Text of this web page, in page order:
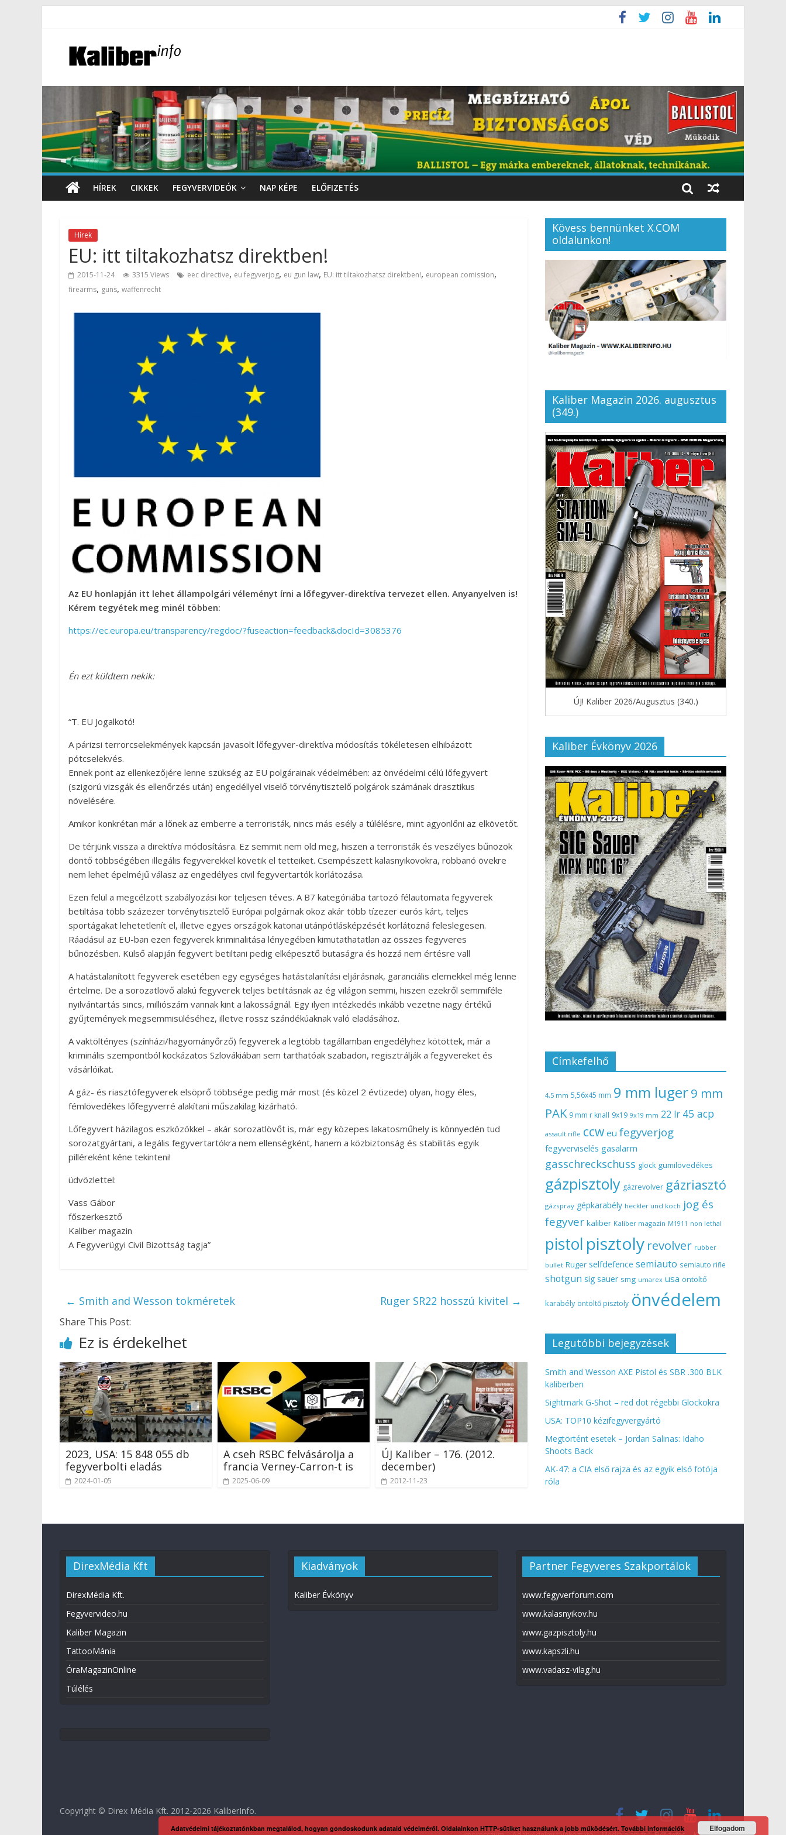
HÍREK CIKKEK FEGYVERVIDEÓK NAP KÉPE ELŐFIZETÉS
Hírek
EU: itt tiltakozhatsz direktben!
2015-11-24 3315 Views eec directive, eu fegyverjog, eu gun law, EU: itt tiltakozhatsz direktben!, european comission,
firearms, guns, waffenrecht
Az EU honlapján itt lehet állampolgári véleményt írni a lőfegyver-direktíva tervezet ellen. Anyanyelven is!
Kérem tegyétek meg minél többen:
https://ec.europa.eu/transparency/regdoc/?fuseaction=feedback&docId=3085376
Én ezt küldtem nekik:
“T. EU Jogalkotó!
A párizsi terrorcselekmények kapcsán javasolt lőfegyver-direktíva módosítás tökéletesen elhibázott
pótcselekvés.
Ennek pont az ellenkezőjére lenne szükség az EU polgárainak védelmében: az önvédelmi célú lőfegyvert
(szigorú vizsgák és ellenőrzés után) engedéllyel viselő törvénytisztelő polgárok számának drasztikus
növelésére.
Amikor konkrétan már a lőnek az emberre a terroristák, nincs más esély a túlélésre, mint agyonlőni az elkövetőt.
De térjünk vissza a direktíva módosításra. Ez semmit nem old meg, hiszen a terroristák és veszélyes bűnözök
döntő többségében illegális fegyverekkel követik el tetteiket. Csempészett kalasnyikovokra, robbanó övekre
nem lehet épelméjű válasz az engedélyes civil fegyvertartók korlátozása.
Ezen felül a megcélzott szabályozási kör teljesen téves. A B7 kategóriába tartozó félautomata fegyverek
betiltása több százezer törvénytisztelő Európai polgárnak okoz akár több tízezer eurós kárt, teljes
sportágakat lehetetlenít el, illetve egyes országok katonai utánpótlásképzését korlátozná feleslegesen.
Ráadásul az EU-ban ezen fegyverek kriminalitása lényegében kimutathatatlan az összes fegyveres
bűnözésben. Külső alapján fegyvert betiltani pedig elképesztő butaságra és hozzá nem értésre vall
A hatástalanított fegyverek esetében egy egységes hatástalanítási eljárásnak, garanciális elemekkel még lenne
értelme. De a sorozatlövő alakú fegyverek teljes betiltásnak az ég világon semmi, hiszen ezekről semmiféle
nyilvántartás sincs, milliószám vannak kint a lakosságnál. Egy ilyen intézkedés inkább vezetne nagy értékű
gyűjtemények megsemmisüléséhez, illetve rossz szándékúaknak való eladásához.
A vaktöltényes (színházi/hagyományőrző) fegyverek a legtöbb tagállamban engedélyhez kötöttek, már a
kriminális szempontból kockázatos Szlovákiában sem tarthatóak szabadon, regisztrálják a fegyvereket és
vásárlóikat.
A gáz- és riasztófegyverek elsöprő többsége pedig már most (és közel 2 évtizede) olyan, hogy éles,
fémlövedékes lőfegyverré alakítani műszakilag kizárható.
Lőfegyvert házilagos eszközökkel – akár sorozatlövőt is, már egy közepes lakatosműhely is könnyedén tud
sorozatgyártani, a legális fegyvertartókra nem ellenségként, hanem a közbiztonság és stabilitás egyik
pilléreként kéne tekinteni!
üdvözlettel:
Vass Gábor
főszerkesztő
Kaliber magazin
A Fegyverügyi Civil Bizottság tagja”
← Smith and Wesson tokméretek Ruger SR22 hosszú kivitel →
Share This Post:
Ez is érdekelhet
2023, USA: 15 848 055 db
fegyverbolti eladás
2024-01-05
A cseh RSBC felvásárolja a
francia Verney-Carron-t is
2025-06-09
ÚJ Kaliber – 176. (2012.
december)
2012-11-23
Kövess bennünket X.COM
oldalunkon!
Kaliber Magazin 2026. augusztus
(349.)
ÚJ! Kaliber 2026/Augusztus (340.)
Kaliber Évkönyv 2026
Címkefelhő
4,5 mm 5,56x45 mm 9 mm luger9 mm
PAK 9 mm r knall 9x19 9x19 mm 22 lr 45 acp
assault rifle ccw eu fegyverjog
fegyverviselés gasalarm
gasschreckschuss glock gumilövedékes
gázpisztoly gázrevolver gázriasztó
gázspray gépkarabély heckler und koch jog és
fegyver kaliber Kaliber magazin M1911 non lethal
pistol pisztoly revolver rubber
bullet Ruger selfdefence semiauto semiauto rifle
shotgun sig sauer smg umarex usa öntöltő
karabély öntöltő pisztoly önvédelem
Legutóbbi bejegyzések
Smith and Wesson AXE Pistol és SBR .300 BLK
kaliberben
Sightmark G-Shot – red dot régebbi Glockokra
USA: TOP10 kézifegyvergyártó
Megtörtént esetek – Jordan Salinas: Idaho
Shoots Back
AK-47: a CIA első rajza és az egyik első fotója
róla
DirexMédia Kft
DirexMédia Kft.
Fegyvervideo.hu
Kaliber Magazin
TattooMánia
ÓraMagazinOnline
Túlélés
Kiadványok
Kaliber Évkönyv
Partner Fegyveres Szakportálok
www.fegyverforum.com
www.kalasnyikov.hu
www.gazpisztoly.hu
www.kapszli.hu
www.vadasz-vilag.hu
Copyright © Direx Média Kft. 2012-2026 KaliberInfo.
Adatvédelmi tájékoztatónkban megtalálod, hogyan gondoskodunk adataid védelméről. Oldalainkon HTTP-sütiket használunk a jobb működésért. További információk Elfogadom